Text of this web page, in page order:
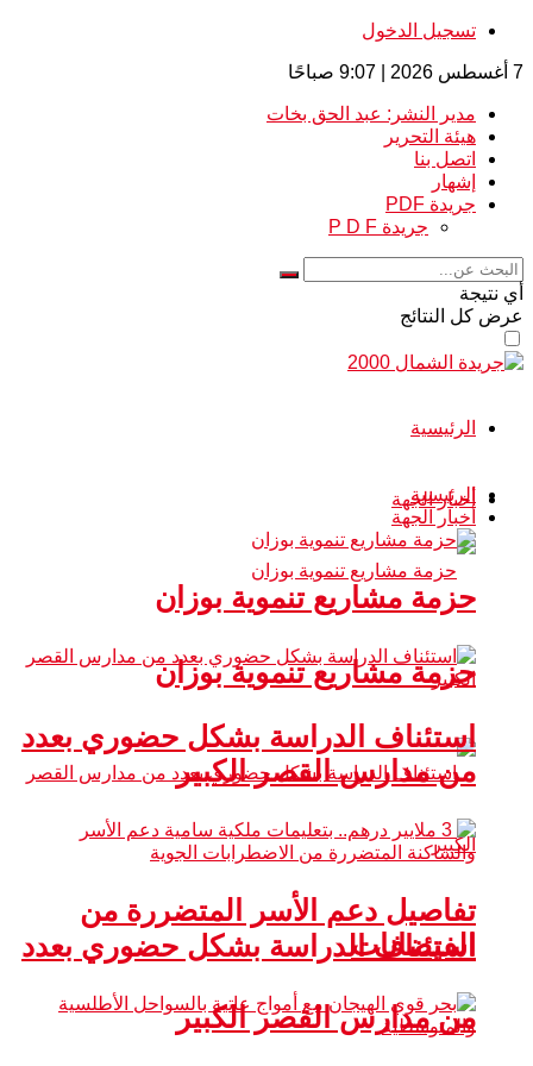
تسجيل الدخول
7 أغسطس 2026 | 9:07 صباحًا
مدير النشر: عبد الحق بخات
هيئة التحرير
اتصل بنا
إشهار
جريدة PDF
جريدة P D F
أي نتيجة
عرض كل النتائج
الرئيسية
أخبار الجهة
حزمة مشاريع تنموية بوزان
استئناف الدراسة بشكل حضوري بعدد
من مدارس القصر الكبير
الرئيسية
أخبار الجهة
حزمة مشاريع تنموية بوزان
استئناف الدراسة بشكل حضوري بعدد
من مدارس القصر الكبير
تفاصيل دعم الأسر المتضررة من
الفيضانات